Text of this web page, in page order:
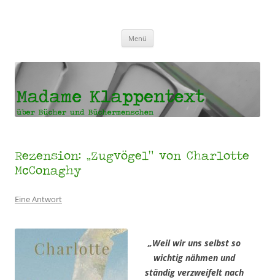
Menü
Rezension: „Zugvögel“ von Charlotte
McConaghy
Eine Antwort
„Weil wir uns selbst so
wichtig nähmen und
ständig verzweifelt nach